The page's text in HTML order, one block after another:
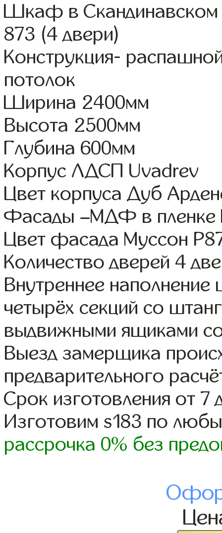
Шкаф в
873 (4 двери)
Конструкция-
потолок
Ширина 2400мм
Высота 2500мм
Глубина 600мм
Корпус ЛДСП Uvadrev
Цвет корпуса Дуб
Фасады –МДФ в пленке
Цвет фасада Муссон
Количество дверей 4
Внутреннее
четырёх секций со
выдвижными ящиками
Выезд замерщика
предварительного
Срок изготовления от 7
Изготовим s183 по
рассрочка 0% без